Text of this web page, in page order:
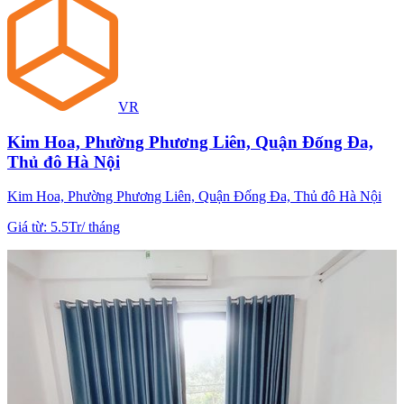
VR
Kim Hoa, Phường Phương Liên, Quận Đống Đa,
Thủ đô Hà Nội
Kim Hoa, Phường Phương Liên, Quận Đống Đa, Thủ đô Hà Nội
Giá từ: 5.5Tr/tháng